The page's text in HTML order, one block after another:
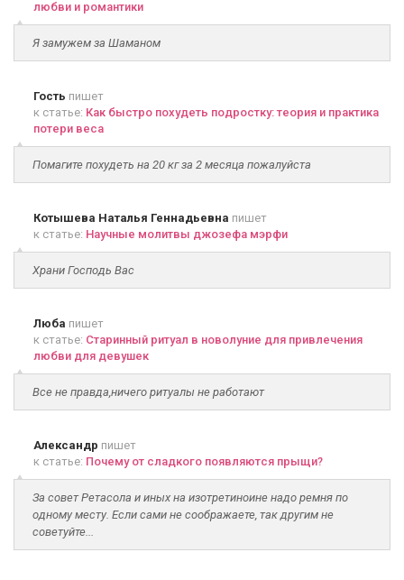
любви и романтики
Я замужем за Шаманом
Гость пишет
к статье: Как быстро похудеть подростку: теория и практика
потери веса
Помагите похудеть на 20 кг за 2 месяца пожалуйста
Котышева Наталья Геннадьевна пишет
к статье: Научные молитвы джозефа мэрфи
Храни Господь Вас
Люба пишет
к статье: Старинный ритуал в новолуние для привлечения
любви для девушек
Все не правда,ничего ритуалы не работают
Александр пишет
к статье: Почему от сладкого появляются прыщи?
За совет Ретасола и иных на изотретиноине надо ремня по
одному месту. Если сами не соображаете, так другим не
советуйте...